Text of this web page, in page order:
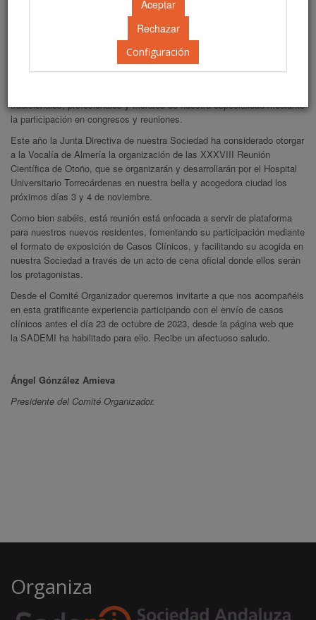
Configuración
Una vez superados estos duros años de pandemia en los que nuestra
especialidad ha demostrado su capacidad de liderazgo en nuestros
tradicionales, profesionales y morales de nuestra especialidad mediante
la participación en congresos y reuniones.
Este año la Junta Directiva de nuestra Sociedad ha considerado otorgar
a la Vocalía de Almería la organización de las XXXVIII Reunión
Científica de Otoño, que se organizarán y desarrollarán por el Hospital
Universitario Torrecárdenas en nuestra bella y acogedora ciudad los
próximos días 3 y 4 de noviembre.
Como bien sabéis, está reunión está enfocada a servir de plataforma
para nuestros nuevos residentes, fomentando su participación mediante
el formato de exposición de Casos Clínicos, y facilitando su acogida en
nuestra Sociedad a través de un acto de cena oficial donde ellos serán
los protagonistas.
Desde el Comité Organizador queremos invitarte a que nos acompañéis
en esta gratificante experiencia participando con el envío de casos
clínicos antes el día 23 de octubre de 2023, desde la página web que
la SADEMI ha habilitado para ello. Recibe un afectuoso saludo.
Ángel Gónzález Amieva
Presidente del Comité Organizador.
Organiza